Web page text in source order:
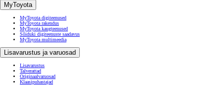
MyToyota
MyToyota digiteenused
MyToyota rakendus
MyToyota kaugteenused
Sõiduki digiteenuste saadavus
MyToyota multimeedia
Lisavarustus ja varuosad
Lisavarustus
Talverattad
Originaalvaruosad
Klaasipuhastajad